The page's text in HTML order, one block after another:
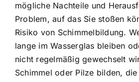
mögliche Nachteile und
Problem, auf das Sie stoßen
Risiko von Schimmelbildung.
lange im Wasserglas bleiben
nicht regelmäßig gewechselt
Schimmel oder Pilze bilden,